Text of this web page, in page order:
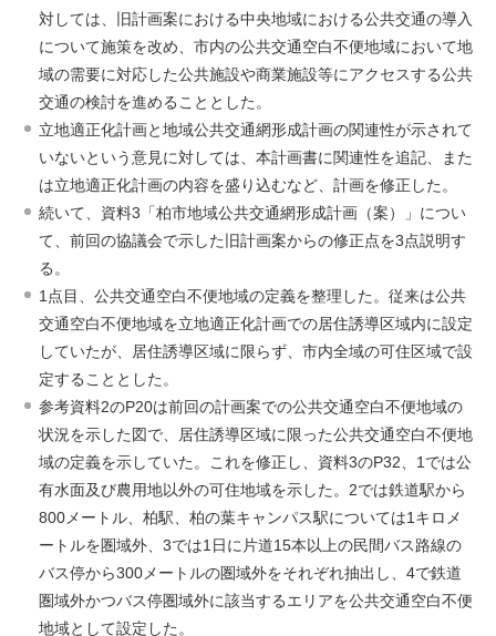
対しては、旧計画案における中央地域における公共交通の導入
について施策を改め、市内の公共交通空白不便地域において地
域の需要に対応した公共施設や商業施設等にアクセスする公共
交通の検討を進めることとした。
立地適正化計画と地域公共交通網形成計画の関連性が示されて
いないという意見に対しては、本計画書に関連性を追記、また
は立地適正化計画の内容を盛り込むなど、計画を修正した。
続いて、資料3「柏市地域公共交通網形成計画（案）」につい
て、前回の協議会で示した旧計画案からの修正点を3点説明す
る。
1点目、公共交通空白不便地域の定義を整理した。従来は公共
交通空白不便地域を立地適正化計画での居住誘導区域内に設定
していたが、居住誘導区域に限らず、市内全域の可住区域で設
定することとした。
参考資料2のP20は前回の計画案での公共交通空白不便地域の
状況を示した図で、居住誘導区域に限った公共交通空白不便地
域の定義を示していた。これを修正し、資料3のP32、1では公
有水面及び農用地以外の可住地域を示した。2では鉄道駅から
800メートル、柏駅、柏の葉キャンパス駅については1キロメ
ートルを圏域外、3では1日に片道15本以上の民間バス路線の
バス停から300メートルの圏域外をそれぞれ抽出し、4で鉄道
圏域外かつバス停圏域外に該当するエリアを公共交通空白不便
地域として設定した。